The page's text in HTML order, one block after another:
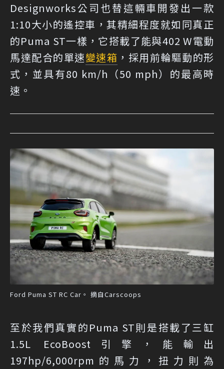
Designworks公司也替這輛車開發出一款
1:10大小的遙控車，其精細程度就如同真正
的Puma ST一樣，它搭載了能與402 W電動
馬達配合的單速變速箱 ，採用前輪驅動的形
式，並具有80 km/h（50 mph）的最高時
速。
Ford Puma ST RC Car。 摘自Carscoops
至於我們真實的Puma ST則是搭載了三缸
1.5L EcoBoost引擎，能輸出
197hp/6,000rpm的馬力，扭力則為